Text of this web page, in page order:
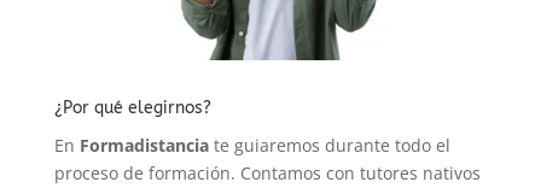
¿Por qué elegirnos?
En Formadistanciate guiaremos durante todo el
proceso de formación. Contamos con tutores nativos